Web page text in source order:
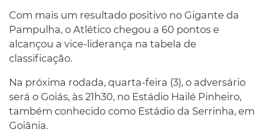
Com mais um resultado positivo no Gigante da
Pampulha, o Atlético chegou a 60 pontos e
alcançou a vice-liderança na tabela de
classificação.
Na próxima rodada, quarta-feira (3), o adversário
será o Goiás, às 21h30, no Estádio Hailé Pinheiro,
também conhecido como Estádio da Serrinha, em
Goiânia.